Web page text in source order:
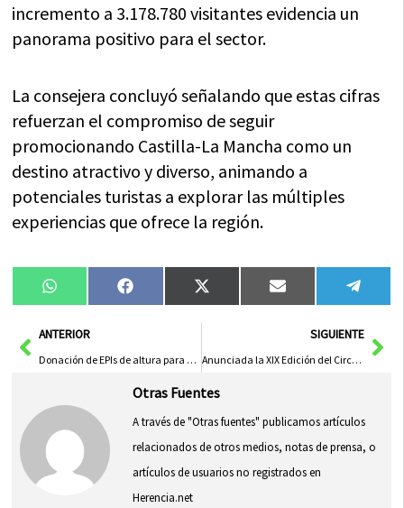
incremento a 3.178.780 visitantes evidencia un
panorama positivo para el sector.
La consejera concluyó señalando que estas cifras
refuerzan el compromiso de seguir
promocionando Castilla-La Mancha como un
destino atractivo y diverso, animando a
potenciales turistas a explorar las múltiples
experiencias que ofrece la región.
Compartir
en
WhatsAppCompartir
en
FacebookCompartir
en
X
(Twitter)
Compartir
en
Email
en
AntANTERIOR
Donación de EPIs de altura para el personal municipal tras el lanzamiento de una nueva tienda online
SIGUIENTE
Anunciada la XIX Edición del Circuito de Carreras Populares de Ciudad Real Con Mayor Participación
Otras Fuentes
A través de "Otras fuentes" publicamos artículos
relacionados de otros medios, notas de prensa, o
artículos de usuarios no registrados en
Herencia.net